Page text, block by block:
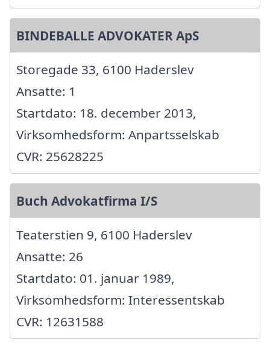
BINDEBALLE ADVOKATER ApS
Storegade 33, 6100 Haderslev
Ansatte: 1
Startdato: 18. december 2013,
Virksomhedsform: Anpartsselskab
CVR: 25628225
Buch Advokatfirma I/S
Teaterstien 9, 6100 Haderslev
Ansatte: 26
Startdato: 01. januar 1989,
Virksomhedsform: Interessentskab
CVR: 12631588